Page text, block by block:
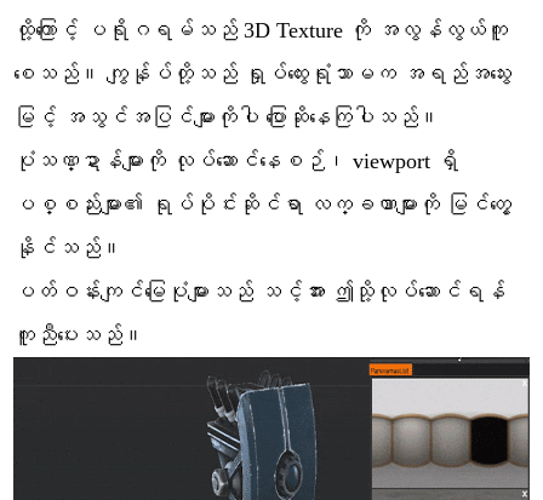
ထို့ကြောင့် ပရိုဂရမ်သည် 3D Texture ကို အလွန်လွယ်ကူ
စေသည်။ ကျွန်ုပ်တို့သည် ရှုပ်ထွေးရုံသာမက အရည်အသွေး
မြင့် အသွင်အပြင်များကိုပါ ပြောဆိုနေကြပါသည်။
ပုံသဏ္ဍာန်များကို လုပ်ဆောင်နေစဉ်၊ viewport ရှိ
ပစ္စည်းများ၏ ရုပ်ပိုင်းဆိုင်ရာ လက္ခဏာများကို မြင်တွေ့
နိုင်သည်။
ပတ်ဝန်းကျင်မြေပုံများသည် သင့်အား ဤသို့လုပ်ဆောင်ရန်
ကူညီပေးသည်။